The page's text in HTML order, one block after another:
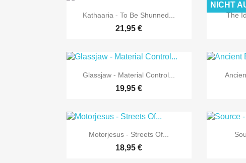
 Vorschau
Kathaaria - To Be Shunned...
21,95 €
The
NICHT
 Vorschau
Glassjaw - Material Control...
19,95 €
 Vorschau
Motorjesus - Streets Of...
18,95 €